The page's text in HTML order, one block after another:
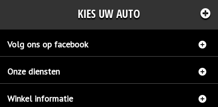
KIES UW AUTO
Volg ons op facebook
Onze diensten
Winkel informatie